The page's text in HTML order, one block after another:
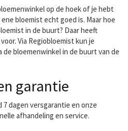
omgeving.op de hoek of je hebt
bloemist echt goed is. Maar hoe
in de buurt? Daar heeft
Via Regiobloemist kun je
bloemenwinkel in de buurt van de
garantie
dagen versgarantie en onze
afhandeling en service.